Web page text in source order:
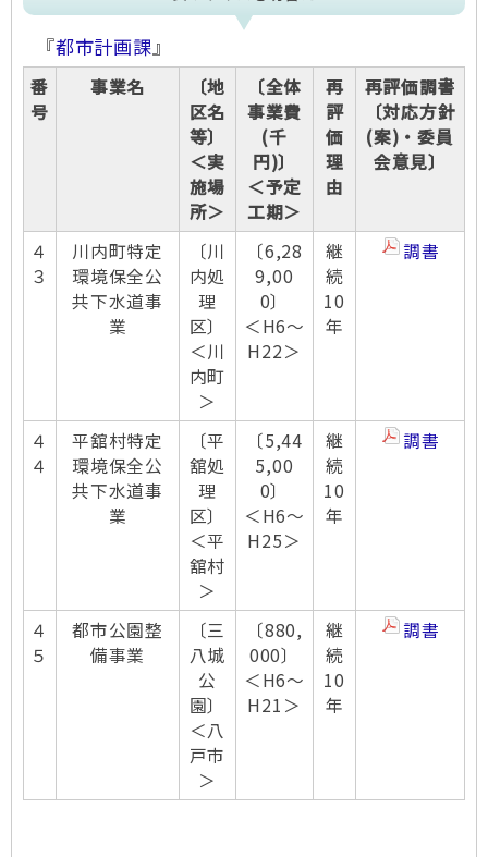
『都市計画課』
番
号
事業名
〔地
区名
等〕
＜実
施場
所＞
〔全体
事業費
(千
円)〕
＜予定
工期＞
再
評
価
理
由
再評価調書
〔対応方針
(案)・委員
会意見〕
４
３
川内町特定
環境保全公
共下水道事
業
〔川
内処
理
区〕
＜川
内町
＞
〔6,28
9,00
0〕
＜H6～
H22＞
継
続
10
年
調書
４
４
平舘村特定
環境保全公
共下水道事
業
〔平
舘処
理
区〕
＜平
舘村
＞
〔5,44
5,00
0〕
＜H6～
H25＞
継
続
10
年
調書
４
５
都市公園整
備事業
〔三
八城
公
園〕
＜八
戸市
＞
〔880,
000〕
＜H6～
H21＞
継
続
10
年
調書